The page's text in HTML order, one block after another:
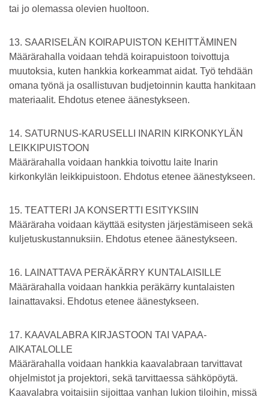
tai jo olemassa olevien huoltoon.
13. SAARISELÄN KOIRAPUISTON KEHITTÄMINEN
Määrärahalla voidaan tehdä koirapuistoon toivottuja
muutoksia, kuten hankkia korkeammat aidat. Työ tehdään
omana työnä ja osallistuvan budjetoinnin kautta hankitaan
materiaalit. Ehdotus etenee äänestykseen.
14. SATURNUS-KARUSELLI INARIN KIRKONKYLÄN
LEIKKIPUISTOON
Määrärahalla voidaan hankkia toivottu laite Inarin
kirkonkylän leikkipuistoon. Ehdotus etenee äänestykseen.
15. TEATTERI JA KONSERTTI ESITYKSIIN
Määräraha voidaan käyttää esitysten järjestämiseen sekä
kuljetuskustannuksiin. Ehdotus etenee äänestykseen.
16. LAINATTAVA PERÄKÄRRY KUNTALAISILLE
Määrärahalla voidaan hankkia peräkärry kuntalaisten
lainattavaksi. Ehdotus etenee äänestykseen.
17. KAAVALABRA KIRJASTOON TAI VAPAA-
AIKATALOLLE
Määrärahalla voidaan hankkia kaavalabraan tarvittavat
ohjelmistot ja projektori, sekä tarvittaessa sähköpöytä.
Kaavalabra voitaisiin sijoittaa vanhan lukion tiloihin, missä